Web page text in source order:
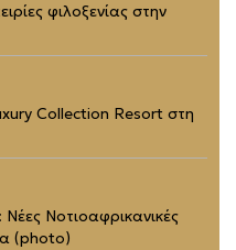
φιλοξενίας στην
Collection Resort στη
Νοτιοαφρικανικές
(photo)